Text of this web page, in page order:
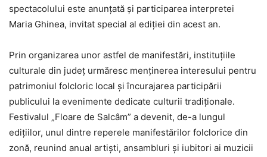
spectacolului este anunțată și participarea interpretei
Maria Ghinea, invitat special al ediției din acest an.
Prin organizarea unor astfel de manifestări, instituțiile
culturale din județ urmăresc menținerea interesului pentru
patrimoniul folcloric local și încurajarea participării
publicului la evenimente dedicate culturii tradiționale.
Festivalul „Floare de Salcâm” a devenit, de-a lungul
edițiilor, unul dintre reperele manifestărilor folclorice din
zonă, reunind anual artiști, ansambluri și iubitori ai muzicii